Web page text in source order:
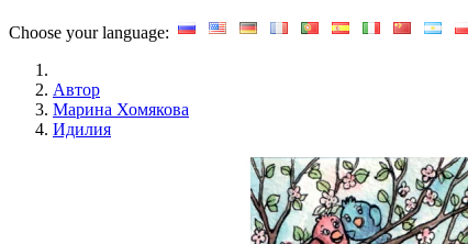
Choose your language:
Автор
Марина Хомякова
Идилия